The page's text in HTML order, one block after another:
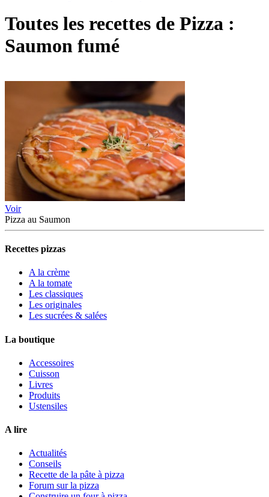
Toutes les recettes de Pizza :
Saumon fumé
Voir
Pizza au Saumon
Recettes pizzas
A la crème
A la tomate
Les classiques
Les originales
Les sucrées & salées
La boutique
Accessoires
Cuisson
Livres
Produits
Ustensiles
A lire
Actualités
Conseils
Recette de la pâte à pizza
Forum sur la pizza